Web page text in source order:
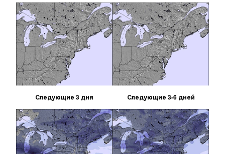
Следующие 3 дня Следующие 3-6 дней